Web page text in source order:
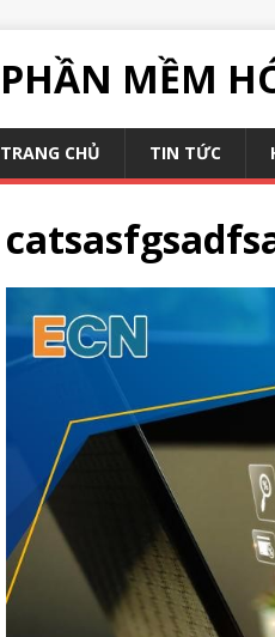
PHẦN MỀM
TRANG CHỦ TIN TỨC